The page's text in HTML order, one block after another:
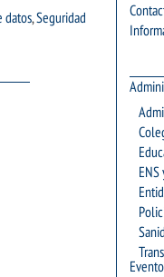
datos,Seguridad
ENS